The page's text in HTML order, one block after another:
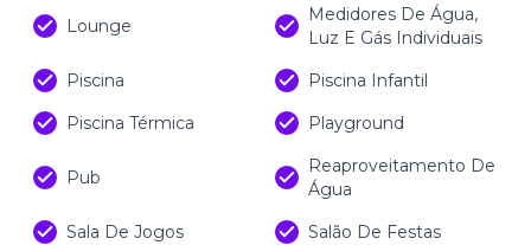
Lounge
Medidores De Água,
Luz E Gás Individuais
Piscina
Piscina Infantil
Piscina Térmica
Playground
Pub
Reaproveitamento De
Água
Sala De Jogos
Salão De Festas